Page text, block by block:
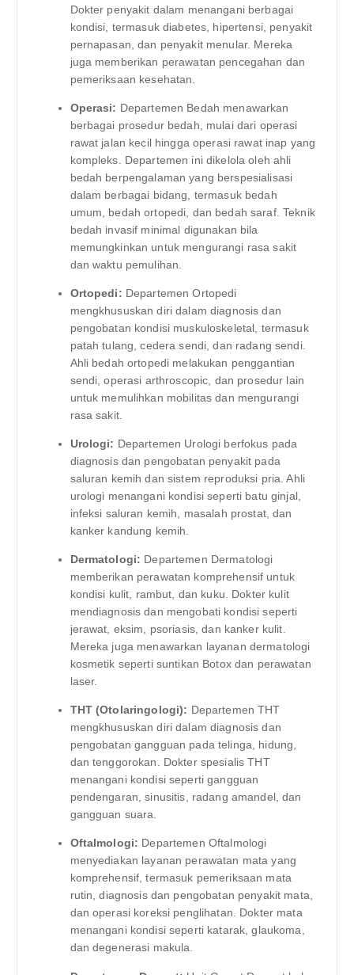
Dokter penyakit dalam menangani berbagai
kondisi, termasuk diabetes, hipertensi, penyakit
pernapasan, dan penyakit menular. Mereka
juga memberikan perawatan pencegahan dan
pemeriksaan kesehatan.
Operasi: Departemen Bedah menawarkan
berbagai prosedur bedah, mulai dari operasi
rawat jalan kecil hingga operasi rawat inap yang
kompleks. Departemen ini dikelola oleh ahli
bedah berpengalaman yang berspesialisasi
dalam berbagai bidang, termasuk bedah
umum, bedah ortopedi, dan bedah saraf. Teknik
bedah invasif minimal digunakan bila
memungkinkan untuk mengurangi rasa sakit
dan waktu pemulihan.
Ortopedi: Departemen Ortopedi
mengkhususkan diri dalam diagnosis dan
pengobatan kondisi muskuloskeletal, termasuk
patah tulang, cedera sendi, dan radang sendi.
Ahli bedah ortopedi melakukan penggantian
sendi, operasi arthroscopic, dan prosedur lain
untuk memulihkan mobilitas dan mengurangi
rasa sakit.
Urologi: Departemen Urologi berfokus pada
diagnosis dan pengobatan penyakit pada
saluran kemih dan sistem reproduksi pria. Ahli
urologi menangani kondisi seperti batu ginjal,
infeksi saluran kemih, masalah prostat, dan
kanker kandung kemih.
Dermatologi: Departemen Dermatologi
memberikan perawatan komprehensif untuk
kondisi kulit, rambut, dan kuku. Dokter kulit
mendiagnosis dan mengobati kondisi seperti
jerawat, eksim, psoriasis, dan kanker kulit.
Mereka juga menawarkan layanan dermatologi
kosmetik seperti suntikan Botox dan perawatan
laser.
THT (Otolaringologi): Departemen THT
mengkhususkan diri dalam diagnosis dan
pengobatan gangguan pada telinga, hidung,
dan tenggorokan. Dokter spesialis THT
menangani kondisi seperti gangguan
pendengaran, sinusitis, radang amandel, dan
gangguan suara.
Oftalmologi: Departemen Oftalmologi
menyediakan layanan perawatan mata yang
komprehensif, termasuk pemeriksaan mata
rutin, diagnosis dan pengobatan penyakit mata,
dan operasi koreksi penglihatan. Dokter mata
menangani kondisi seperti katarak, glaukoma,
dan degenerasi makula.